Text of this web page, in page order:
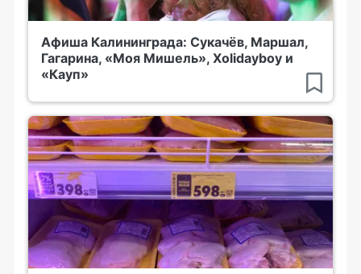
Афиша Калининграда: Сукачёв, Маршал,
Гагарина, «Моя Мишель», Xolidayboy и
«Кауп»